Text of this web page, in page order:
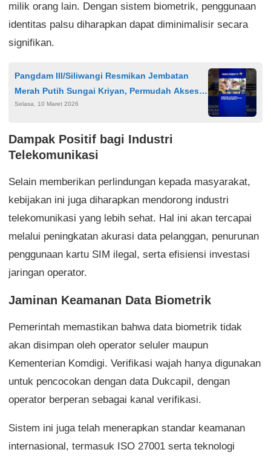
milik orang lain. Dengan sistem biometrik, penggunaan
identitas palsu diharapkan dapat diminimalisir secara
signifikan.
Pangdam III/Siliwangi Resmikan Jembatan
Merah Putih Sungai Kriyan, Permudah Akses
Warga Cirebon
Selasa, 10 Maret 2026
Dampak Positif bagi Industri
Telekomunikasi
Selain memberikan perlindungan kepada masyarakat,
kebijakan ini juga diharapkan mendorong industri
telekomunikasi yang lebih sehat. Hal ini akan tercapai
melalui peningkatan akurasi data pelanggan, penurunan
penggunaan kartu SIM ilegal, serta efisiensi investasi
jaringan operator.
Jaminan Keamanan Data Biometrik
Pemerintah memastikan bahwa data biometrik tidak
akan disimpan oleh operator seluler maupun
Kementerian Komdigi. Verifikasi wajah hanya digunakan
untuk pencocokan dengan data Dukcapil, dengan
operator berperan sebagai kanal verifikasi.
Sistem ini juga telah menerapkan standar keamanan
internasional, termasuk ISO 27001 serta teknologi